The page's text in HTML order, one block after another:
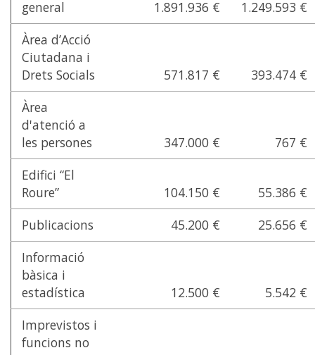
general
1.891.936 €
1.249.593 €
Àrea d’Acció
Ciutadana i
Drets Socials
571.817 €
393.474 €
Àrea
d'atenció a
les persones
347.000 €
767 €
Edifici “El
Roure”
104.150 €
55.386 €
Publicacions
45.200 €
25.656 €
Informació
bàsica i
estadística
12.500 €
5.542 €
Imprevistos i
funcions no